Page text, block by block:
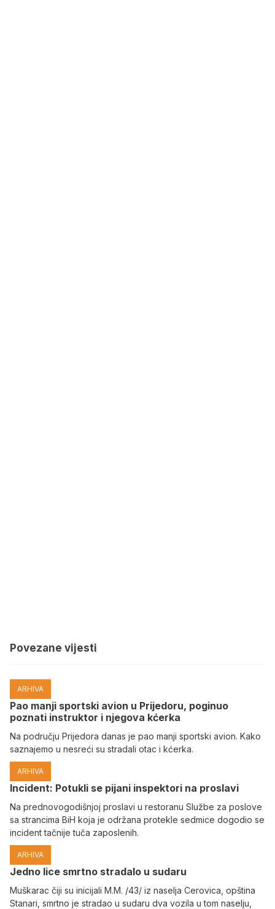
Povezane vijesti
ARHIVA
Pao manji sportski avion u Prijedoru, poginuo
poznati instruktor i njegova kćerka
Na području Prijedora danas je pao manji sportski avion. Kako
saznajemo u nesreći su stradali otac i kćerka.
ARHIVA
Incident: Potukli se pijani inspektori na proslavi
Na prednovogodišnjoj proslavi u restoranu Službe za poslove
sa strancima BiH koja je održana protekle sedmice dogodio se
incident tačnije tuča zaposlenih.
ARHIVA
Јedno lice smrtno stradalo u sudaru
Muškarac čiji su inicijali M.M. /43/ iz naselja Cerovica, opština
Stanari, smrtno je stradao u sudaru dva vozila u tom naselju,